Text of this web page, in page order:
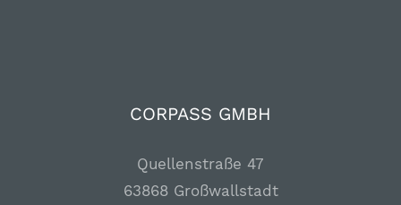
CORPASS GMBH
Quellenstraße 47
63868 Großwallstadt